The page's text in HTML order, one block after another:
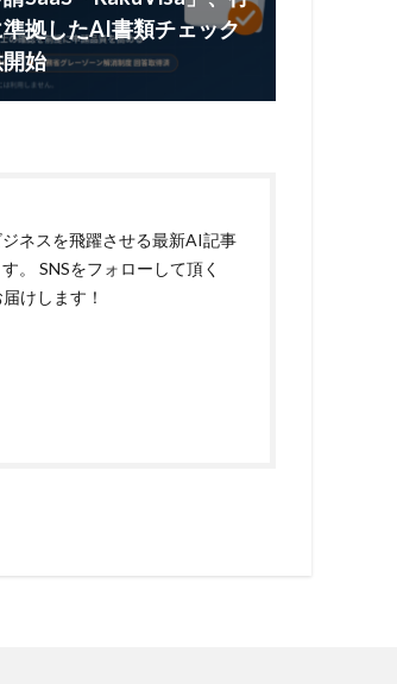
拠したAI書類チェック
始
ジネスを飛躍させる最新AI記事
。 SNSをフォローして頂く
けします！